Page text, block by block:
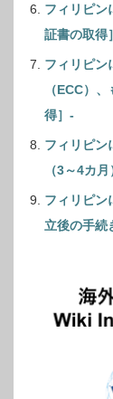
フィリピン
証書の取得
フィリピン
（ECC）
得］-
フィリピン
（3～4カ月
フィリピン
立後の手続